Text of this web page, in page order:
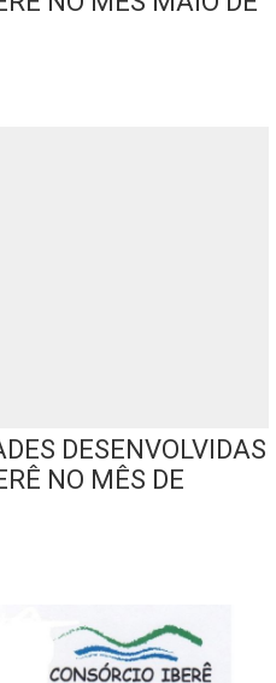
DESENVOLVIDAS
NO MÊS DE